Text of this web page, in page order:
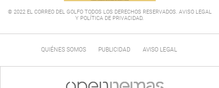
© 2022 EL CORREO DEL GOLFO TODOS LOS DERECHOS RESERVADOS. AVISO LEGAL
Y POLÍTICA DE PRIVACIDAD.
QUIÉNES SOMOS PUBLICIDAD AVISO LEGAL